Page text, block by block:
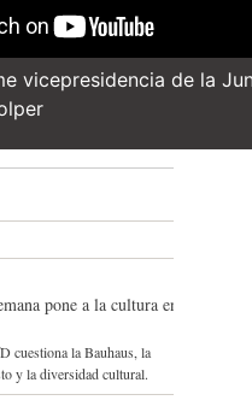
vicepresidencia de la